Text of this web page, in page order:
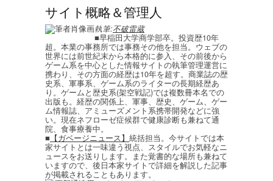
サイト概略＆管理人
執筆:不破雷蔵
■早稲田大学商学部卒。投資歴10年
超。本業の事務所では事務その他を担当。ウェブの
世界には前世紀末から本格的に参入、その前後から
ゲーム系を中心とした情報サイトの執筆管理運営に
携わり、その方面の経歴は10年を超す。商業誌の歴
史系、軍事系、ゲーム系のライターの長期経歴あ
り。ゲームと歴史系(架空戦記)では複数冊本名での
出版も。経歴の関係上、軍事、歴史、ゲーム、ゲー
ム情報誌、アミューズメント系携帯開発などに強
い。現在ネフローゼ症候群で健康診断も兼ねて通
院、食事療養中。
■ 【ガベージニュース】 統括担当。今サイトでは本
家サイトとは一味違う視点、スタイルでお気軽なニ
ュースをお送りします。また覚書的な場所も兼ねて
いますので、後日本家サイトで詳細を解説した記事
が掲載されることもあります。